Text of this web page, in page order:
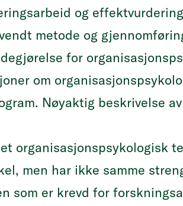
og
metode og
for
om
Nøyaktig beskrivelse
organisasjonspsykologisk
men har ikke samme
som er krevd for